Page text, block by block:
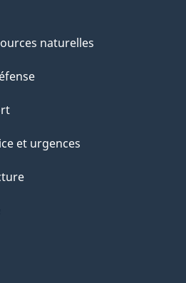
naturelles
et urgences